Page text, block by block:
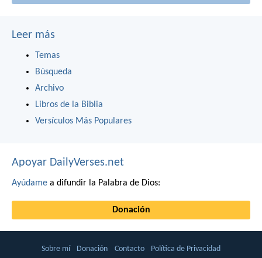
Leer más
Temas
Búsqueda
Archivo
Libros de la Biblia
Versículos Más Populares
Apoyar DailyVerses.net
Ayúdame a difundir la Palabra de Dios:
Donación
Sobre mí Donación Contacto Política de Privacidad